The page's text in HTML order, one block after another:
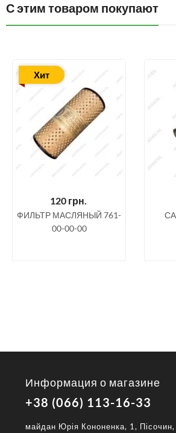
С этим товаром покупают
Хит
120 грн.
ФИЛЬТР МАСЛЯНЫЙ 761-
00-00-00
Информация о магазине
+38 (066) 113-16-33
майдан Юрія Кононенка, 1, Пісочин,